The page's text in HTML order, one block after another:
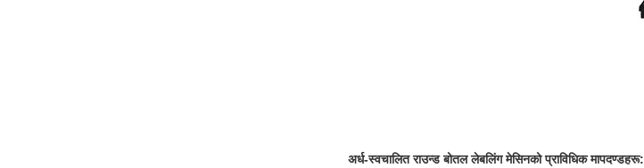
अर्ध-स्वचालित राउन्ड बोतल लेबलिंग मेसिनको प्राविधिक मापदण्डहरू: